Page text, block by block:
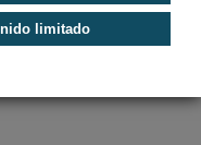
limitado